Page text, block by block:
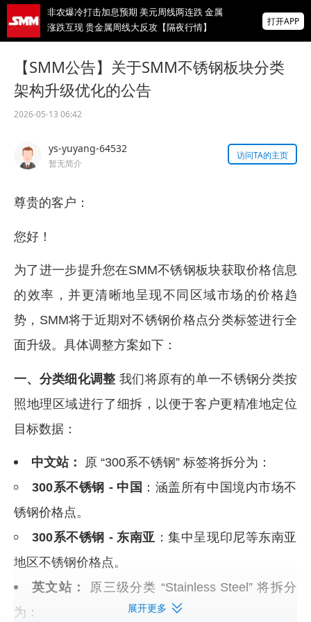
非农爆冷打击加息预期 美元周线两连跌 金属
涨跌互现 贵金属周线大反攻【隔夜行情】
寻锌行业破局发展新机遇
美国拟投30亿美元扶持关键矿产
为有色行业打造的神器
打开APP
【SMM公告】关于SMM不锈钢板块分类
架构升级优化的公告
2026-05-13 06:42
ys-yuyang-64532
暂无简介
访问TA的主页
尊贵的客户：
您好！
为了进一步提升您在SMM不锈钢板块获取价格信息
的效率，并更清晰地呈现不同区域市场的价格趋
势，SMM将于近期对不锈钢价格点分类标签进行全
面升级。具体调整方案如下：
一、分类细化调整 我们将原有的单一不锈钢分类按
照地理区域进行了细拆，以便于客户更精准地定位
目标数据：
中文站：
原 “300系不锈钢” 标签将拆分为：
300系不锈钢 - 中国 ：涵盖所有中国境内市场不
锈钢价格点。
300系不锈钢 - 东南亚 ：集中呈现印尼等东南亚
地区不锈钢价格点。
英文站：
原三级分类 “Stainless Steel” 将拆分
为：
展开更多